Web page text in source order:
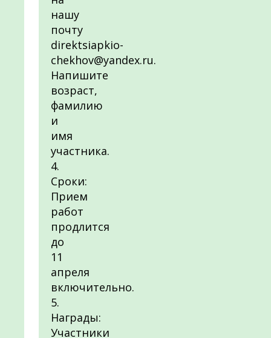
нашу
почту
direktsiapkio-
chekhov@yandex.ru.
Напишите
возраст,
фамилию
и
имя
участника.
4.
Сроки:
Прием
работ
продлится
до
11
апреля
включительно.
5.
Награды:
Участники